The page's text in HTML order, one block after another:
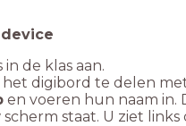
de klas aan.
digibord te delen
en voeren hun naam in.
staat. U ziet